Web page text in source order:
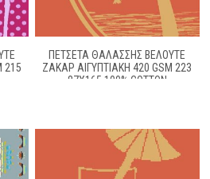
215
ΠΕΤΣΈΤΑ ΘΑΛΆΣΣΗΣ ΒΕΛΟΥΤΈ
ΖΑΚΆΡ ΑΙΓΥΠΤΙΑΚΉ 420 GSM 223
87X165 100% COTTON